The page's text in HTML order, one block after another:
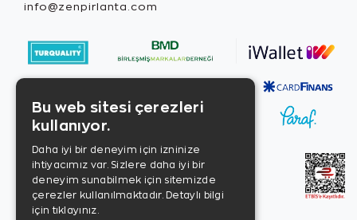
info@zenpirlanta.com
Bu web sitesi çerezleri
kullanıyor.
Daha iyi bir deneyim için izninize
ihtiyacımız var. Sizlere daha iyi bir
deneyim sunabilmek için sitemizde
çerezler kullanılmaktadır. Detaylı bilgi
için tıklayınız.